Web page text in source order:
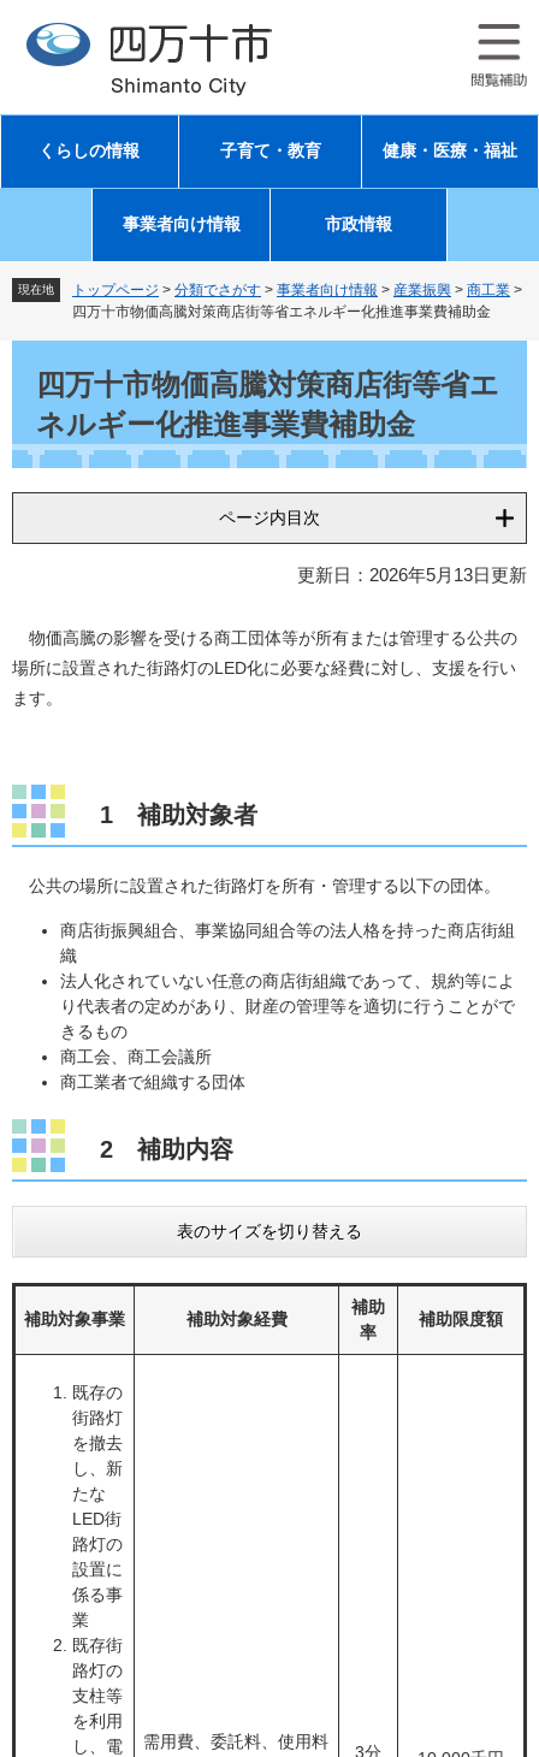
先
す
を
し
文
くらしの情報 子育て・教育 健康・医療・福祉
事業者向け情報 市政情報
現在地 トップページ > 分類でさがす > 事業者向け情報 > 産業振興 > 商工業 >
四万十市物価高騰対策商店街等省エネルギー化推進事業費補助金
四万十市物価高騰対策商店街等省エ
ネルギー化推進事業費補助金
ページ内目次
更新日：2026年5月13日更新
物価高騰の影響を受ける商工団体等が所有または管理する公共の
場所に設置された街路灯のLED化に必要な経費に対し、支援を行い
ます。
1 補助対象者
公共の場所に設置された街路灯を所有・管理する以下の団体。
商店街振興組合、事業協同組合等の法人格を持った商店街組
織
法人化されていない任意の商店街組織であって、規約等によ
り代表者の定めがあり、財産の管理等を適切に行うことがで
きるもの
商工会、商工会議所
商工業者で組織する団体
2 補助内容
表のサイズを切り替える
補助対象事業 補助対象経費
補助
率
補助限度額
既存の
街路灯
を撤去
し、新
たな
LED街
路灯の
設置に
係る事
業
既存街
路灯の
支柱等
を利用
し、電
需用費、委託料、使用料
3分